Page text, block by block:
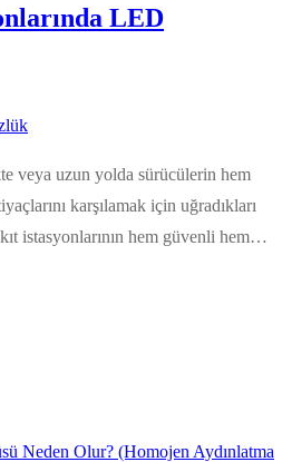
LED
veya uzun yolda sürücülerin hem
karşılamak için uğradıkları
istasyonlarının hem güvenli hem…
Neden Olur? (Homojen Aydınlatma